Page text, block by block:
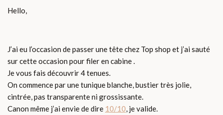
Hello,
J’ai eu l’occasion de passer une tête chez Top shop et j’ai sauté
sur cette occasion pour filer en cabine .
Je vous fais découvrir 4 tenues.
On commence par une tunique blanche, bustier très jolie,
cintrée, pas transparente ni grossissante.
Canon même j’ai envie de dire 10/10, je valide.